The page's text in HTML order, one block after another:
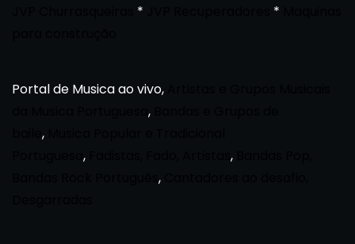
* *
Portal de Musica ao vivo,
,
,
, ,
,